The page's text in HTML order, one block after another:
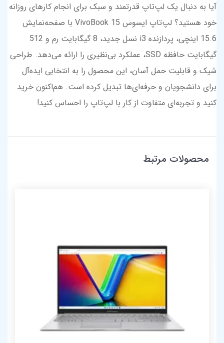
آیا به دنبال یک لپ‌تاپ قدرتمند و سبک برای انجام کارهای روزانه
خود هستید؟ لپ‌تاپ ایسوس VivoBook 15 با صفحه‌نمایش
15.6 اینچی، پردازنده i3 نسل جدید، 8 گیگابایت رم و 512
گیگابایت حافظه SSD، عملکرد بی‌نظیری را ارائه می‌دهد. طراحی
شیک و قابلیت حمل آسان، این محصول را به انتخابی ایده‌آل
برای دانشجویان و حرفه‌ای‌ها تبدیل کرده است. هم‌اکنون خرید
کنید و تجربه‌ای متفاوت از کار با لپ‌تاپ را احساس کنید!
محصولات مرتبط